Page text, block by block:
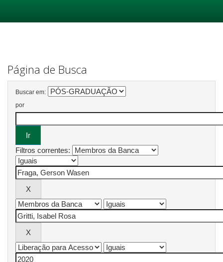
Página de Busca
Buscar em:
por
Filtros correntes: